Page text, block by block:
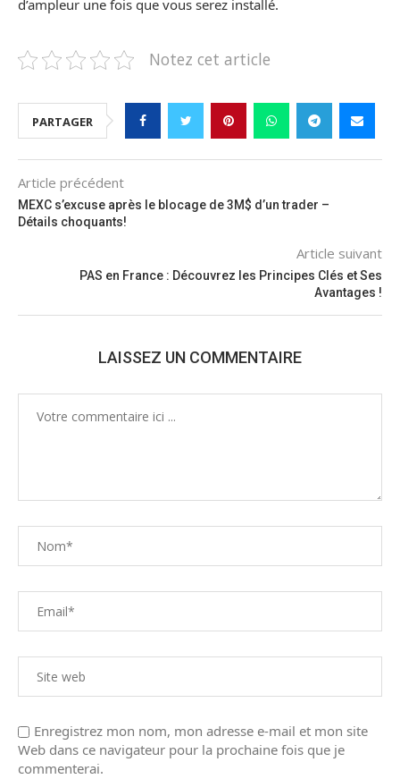
d’ampleur une fois que vous serez installé.
Notez cet article
PARTAGER
Article précédent
MEXC s’excuse après le blocage de 3M$ d’un trader –
Détails choquants!
Article suivant
PAS en France : Découvrez les Principes Clés et Ses
Avantages !
LAISSEZ UN COMMENTAIRE
Enregistrez mon nom, mon adresse e-mail et mon site
Web dans ce navigateur pour la prochaine fois que je
commenterai.